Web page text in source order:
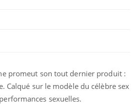
promeut son tout dernier produit :
Calqué sur le modèle du célèbre sex
sexuelles.